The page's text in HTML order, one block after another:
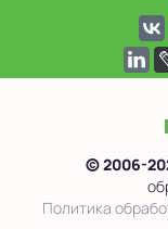
© 2006-
Политика